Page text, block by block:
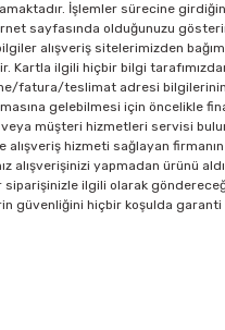
İşlemler sürecine
sayfasında olduğunuzu
alışveriş sitelerimizden
Kartla ilgili hiçbir bilgi
fatura/teslimat adresi
gelebilmesi için öncelikle
müşteri hizmetleri servisi
hizmeti sağlayan
yapmadan ürünü
siparişinizle ilgili olarak
güvenliğini hiçbir koşulda garanti